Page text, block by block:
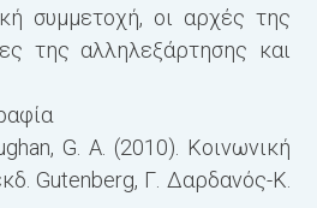
συμμετοχή, οι αρχές της
της αλληλεξάρτησης και
G. A. (2010). Κοινωνική
Gutenberg, Γ. Δαρδανός-Κ.